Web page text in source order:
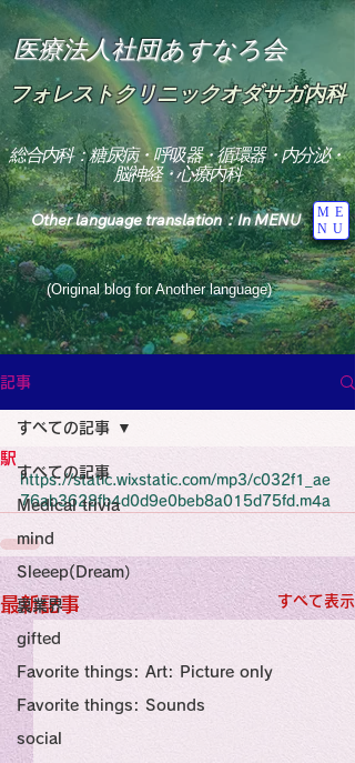
医療法人社団あすなろ会
フォレストクリニックオダサガ内科
Other language translation：In MENU
ME
NU
総合内科：糖尿病・呼吸器・循環器・内分泌・
脳神経・心療内科
(Original blog for Another language)
Heavens: Beyond the Universe: The World
the God of Light Resides"
尿病
経内科専門医
尿病
Wide Blog
性診療
Religion
記事
すべての記事
Medical trivia
mind
Sleeep(Dream）
裏業界
gifted
Favorite things: Art: Picture only
Favorite things: Sounds
social
すべての記事
駅
https://static.wixstatic.com/mp3/c032f1_ae
76ab3628fb4d0d9e0beb8a015d75fd.m4a
最新記事 すべて表示